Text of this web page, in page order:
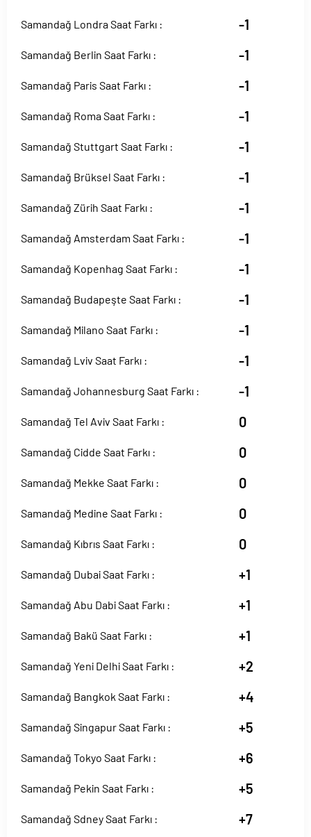
Samandağ Londra Saat Farkı : -1
Samandağ Berlin Saat Farkı : -1
Samandağ Paris Saat Farkı : -1
Samandağ Roma Saat Farkı : -1
Samandağ Stuttgart Saat Farkı : -1
Samandağ Brüksel Saat Farkı : -1
Samandağ Zürih Saat Farkı : -1
Samandağ Amsterdam Saat Farkı : -1
Samandağ Kopenhag Saat Farkı : -1
Samandağ Budapeşte Saat Farkı : -1
Samandağ Milano Saat Farkı : -1
Samandağ Lviv Saat Farkı : -1
Samandağ Johannesburg Saat Farkı : -1
Samandağ Tel Aviv Saat Farkı : 0
Samandağ Cidde Saat Farkı : 0
Samandağ Mekke Saat Farkı : 0
Samandağ Medine Saat Farkı : 0
Samandağ Kıbrıs Saat Farkı : 0
Samandağ Dubai Saat Farkı : +1
Samandağ Abu Dabi Saat Farkı : +1
Samandağ Bakü Saat Farkı : +1
Samandağ Yeni Delhi Saat Farkı : +2
Samandağ Bangkok Saat Farkı : +4
Samandağ Singapur Saat Farkı : +5
Samandağ Tokyo Saat Farkı : +6
Samandağ Pekin Saat Farkı : +5
Samandağ Sdney Saat Farkı : +7